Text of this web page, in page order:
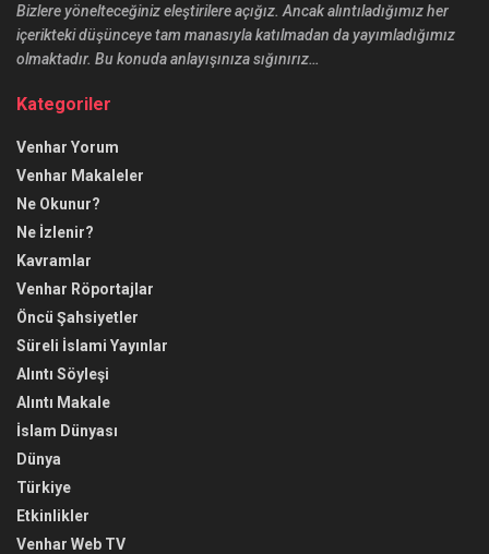
Bizlere yönelteceğiniz eleştirilere açığız. Ancak alıntıladığımız her
içerikteki düşünceye tam manasıyla katılmadan da yayımladığımız
olmaktadır. Bu konuda anlayışınıza sığınırız…
Kategoriler
Venhar Yorum
Venhar Makaleler
Ne Okunur?
Ne İzlenir?
Kavramlar
Venhar Röportajlar
Öncü Şahsiyetler
Süreli İslami Yayınlar
Alıntı Söyleşi
Alıntı Makale
İslam Dünyası
Dünya
Türkiye
Etkinlikler
Venhar Web TV